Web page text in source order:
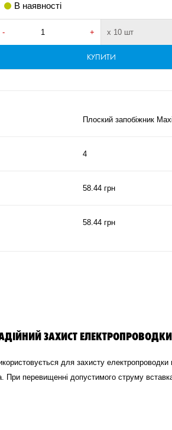
В наявності
- + х 10 шт
КУПИТИ
Плоский запобіжник
4
58.44 грн
58.44 грн
ЗАХИСТ ЕЛЕКТРОПРОВОДКИ
для захисту
При перевищенні допустимого струму